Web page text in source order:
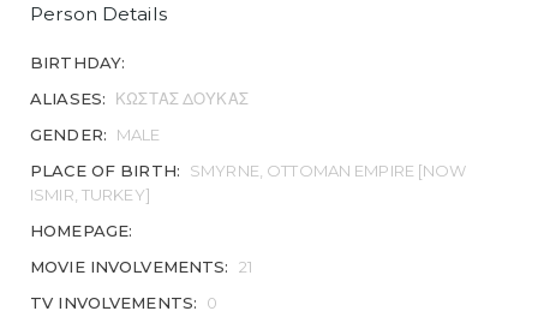
Person Details
BIRTHDAY:
ALIASES:
ΚΩΣΤΑΣ ΔΟΥΚΑΣ
GENDER:
MALE
PLACE OF BIRTH:
SMYRNE, OTTOMAN EMPIRE [NOW
ISMIR, TURKEY]
HOMEPAGE:
MOVIE INVOLVEMENTS:
21
TV INVOLVEMENTS:
0